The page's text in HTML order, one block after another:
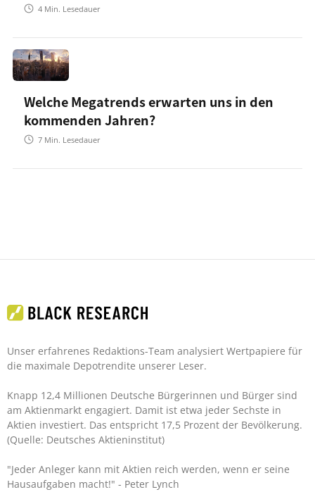
4 Min. Lesedauer
Welche Megatrends erwarten uns in den
kommenden Jahren?
7 Min. Lesedauer
Unser erfahrenes Redaktions-Team analysiert Wertpapiere für
die maximale Depotrendite unserer Leser.
Knapp 12,4 Millionen Deutsche Bürgerinnen und Bürger sind
am Aktienmarkt engagiert. Damit ist etwa jeder Sechste in
Aktien investiert. Das entspricht 17,5 Prozent der Bevölkerung.
(Quelle: Deutsches Aktieninstitut)
"Jeder Anleger kann mit Aktien reich werden, wenn er seine
Hausaufgaben macht!" - Peter Lynch